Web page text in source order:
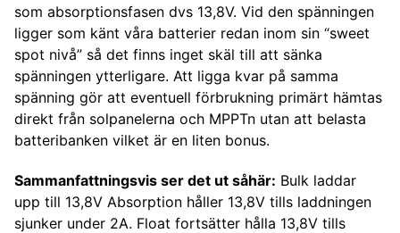
som absorptionsfasen dvs 13,8V. Vid den spänningen
ligger som känt våra batterier redan inom sin “sweet
spot nivå” så det finns inget skäl till att sänka
spänningen ytterligare. Att ligga kvar på samma
spänning gör att eventuell förbrukning primärt hämtas
direkt från solpanelerna och MPPTn utan att belasta
batteribanken vilket är en liten bonus.
Sammanfattningsvis ser det ut såhär: Bulk laddar
upp till 13,8V Absorption håller 13,8V tills laddningen
sjunker under 2A. Float fortsätter hålla 13,8V tills